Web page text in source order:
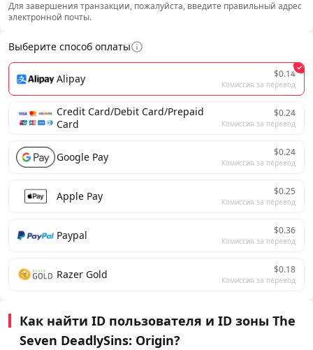
Для завершения транзакции, пожалуйста, введите правильный адрес
электронной почты.
Выберите способ оплаты
Alipay $0.14
Комиссия за перевод
Credit Card/Debit Card/Prepaid
Card
$0.24
Комиссия за перевод
Google Pay $0.24
Комиссия за перевод
Apple Pay $0.25
Комиссия за перевод
Paypal $0.36
Комиссия за перевод
Razer Gold $0.18
Комиссия за перевод
Как найти ID пользователя и ID зоны The
Seven DeadlySins: Origin?